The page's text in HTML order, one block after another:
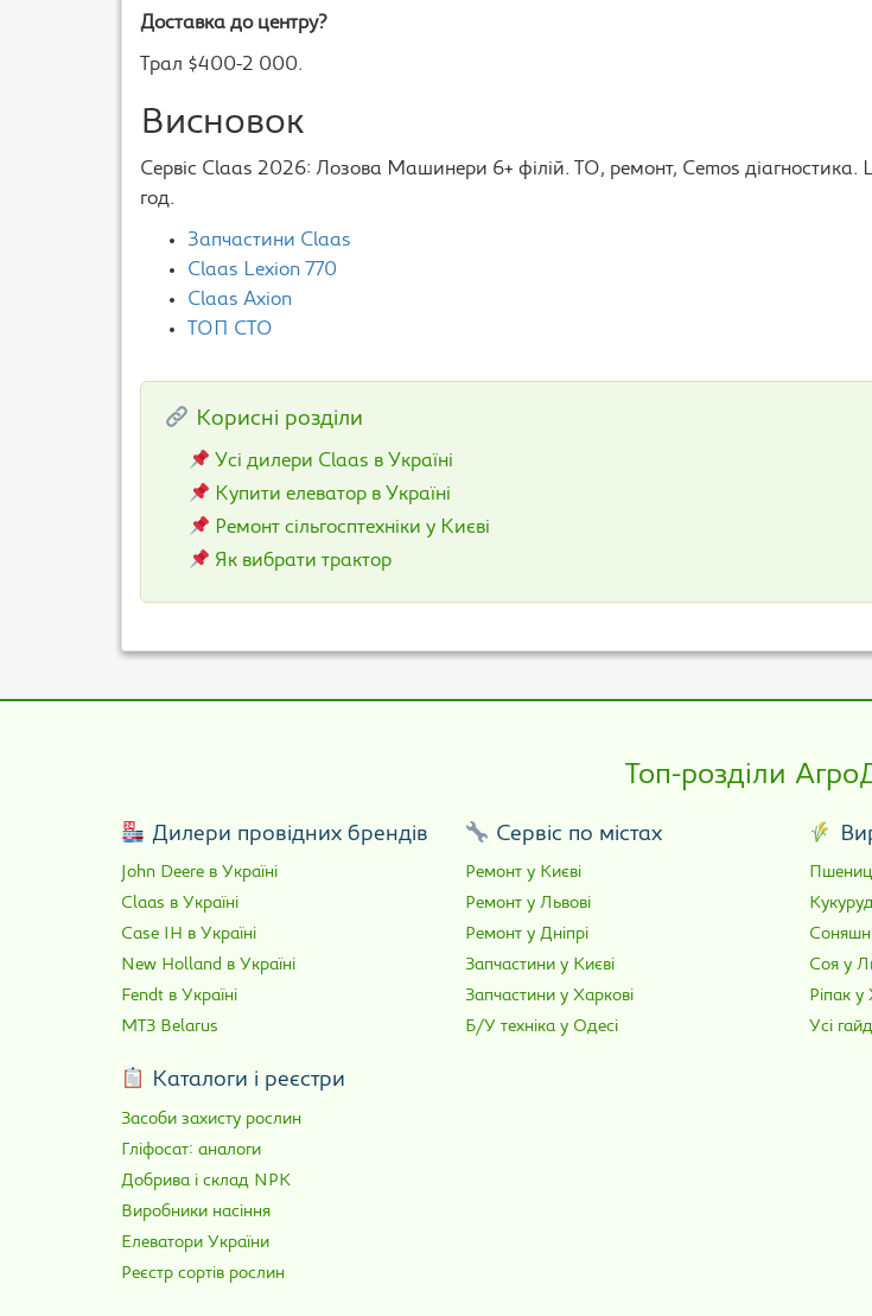
Доставка до центру?
Трал $400-2 000.
Висновок
Сервіс Claas 2026: Лозова Машинери 6+ філій. ТО, ремонт, Cemos діагностика.
год.
Запчастини Claas
Claas Lexion 770
Claas Axion
ТОП СТО
Корисні розділи
Усі дилери Claas в Україні
Купити елеватор в Україні
Ремонт сільгосптехніки у Києві
Як вибрати трактор
Топ-розділи
Дилери провідних брендів
John Deere в Україні
Claas в Україні
Case IH в Україні
New Holland в Україні
Fendt в Україні
МТЗ Belarus
Сервіс по містах
Ремонт у Києві
Ремонт у Львові
Ремонт у Дніпрі
Запчастини у Києві
Запчастини у Харкові
Б/У техніка у Одесі
Соя у
Ріпак у
Усі
Каталоги і реєстри
Засоби захисту рослин
Гліфосат: аналоги
Добрива і склад NPK
Виробники насіння
Елеватори України
Реєстр сортів рослин